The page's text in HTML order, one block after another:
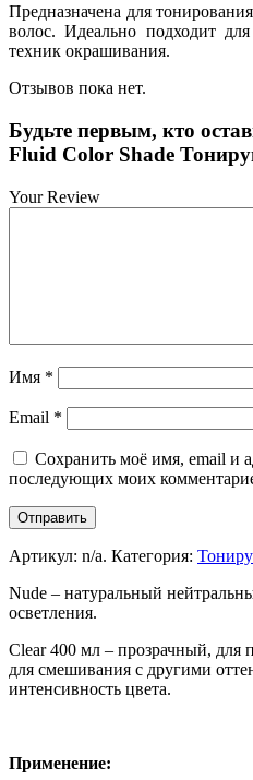
Предназначена для
волос. Идеально подходит
техник окрашивания.
Отзывов пока нет.
Будьте первым, кто
Fluid Color Shade
Your Review
Имя *
Email *
Сохранить моё имя, email и
последующих моих
Артикул: n/a. Категория:
Nude – натуральный
осветления.
Clear 400 мл – прозрачный, для
для смешивания с другими
интенсивность цвета.
Применение: